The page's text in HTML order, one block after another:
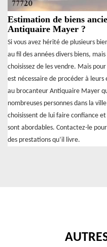
Estimation de biens
Antiquaire Mayer ?
Si vous avez hérité de plusieurs
au fil des années divers biens,
choisissez de les vendre. Mais
est nécessaire de procéder à
au brocanteur Antiquaire Mayer
nombreuses personnes dans la
choisissent de lui faire confiance
sont abordables. Contactez-le
des prestations qu’il livre.